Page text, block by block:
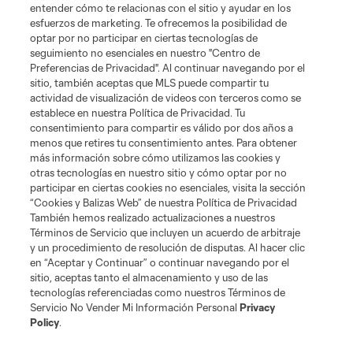
Sitios Web del Club
Club
Tickets
News
MLSSOCCER.COM
entender cómo te relacionas con el sitio y ayudar en los
esfuerzos de marketing. Te ofrecemos la posibilidad de
optar por no participar en ciertas tecnologías de
seguimiento no esenciales en nuestro "Centro de
Preferencias de Privacidad". Al continuar navegando por el
sitio, también aceptas que MLS puede compartir tu
actividad de visualización de videos con terceros como se
establece en nuestra Política de Privacidad. Tu
consentimiento para compartir es válido por dos años a
menos que retires tu consentimiento antes. Para obtener
más información sobre cómo utilizamos las cookies y
otras tecnologías en nuestro sitio y cómo optar por no
participar en ciertas cookies no esenciales, visita la sección
“Cookies y Balizas Web” de nuestra Política de Privacidad
También hemos realizado actualizaciones a nuestros
Términos de Servicio que incluyen un acuerdo de arbitraje
y un procedimiento de resolución de disputas. Al hacer clic
en “Aceptar y Continuar” o continuar navegando por el
sitio, aceptas tanto el almacenamiento y uso de las
tecnologías referenciadas como nuestros Términos de
Servicio No Vender Mi Información PersonalPrivacy
Policy.